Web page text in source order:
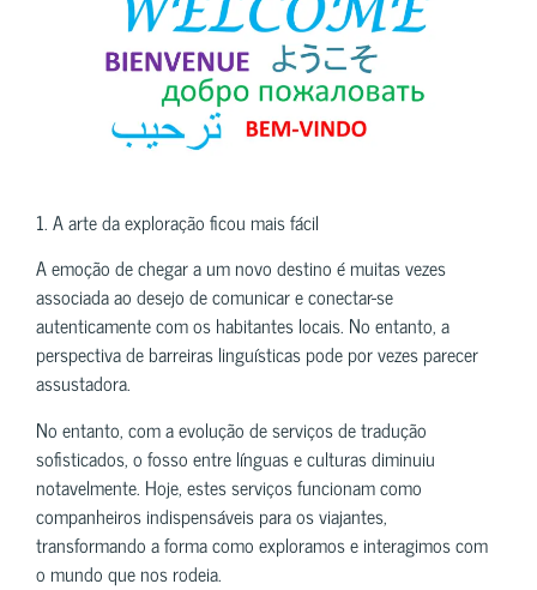
1. A arte da exploração ficou mais fácil
A emoção de chegar a um novo destino é muitas vezes
associada ao desejo de comunicar e conectar-se
autenticamente com os habitantes locais. No entanto, a
perspectiva de barreiras linguísticas pode por vezes parecer
assustadora.
No entanto, com a evolução de serviços de tradução
sofisticados, o fosso entre línguas e culturas diminuiu
notavelmente. Hoje, estes serviços funcionam como
companheiros indispensáveis para os viajantes,
transformando a forma como exploramos e interagimos com
o mundo que nos rodeia.